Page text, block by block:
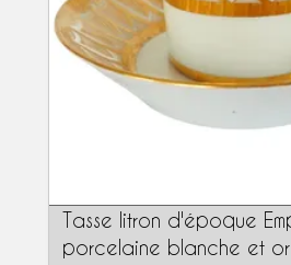
Tasse litron d'époque
porcelaine blanche et